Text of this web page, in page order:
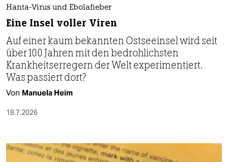
Hanta-Virus und Ebolafieber
Eine Insel voller Viren
Auf einer kaum bekannten Ostseeinsel wird seit
über 100 Jahren mit den bedrohlichsten
Krankheitserregern der Welt experimentiert.
Was passiert dort?
Von Manuela Heim
18.7.2026